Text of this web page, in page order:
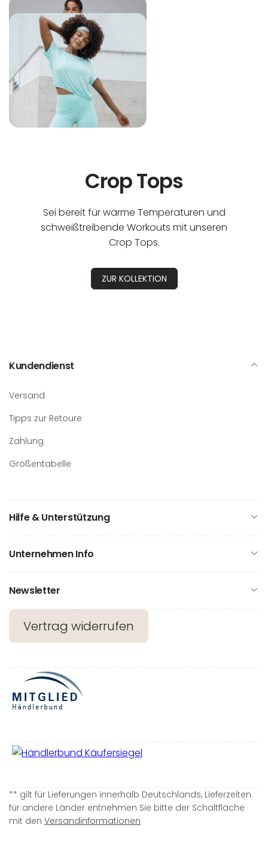
Crop Tops
Sei bereit für warme Temperaturen und
schweißtreibende Workouts mit unseren
Crop Tops.
ZUR KOLLEKTION
Kundendienst
Versand
Tipps zur Retoure
Zahlung
Größentabelle
Hilfe & Unterstützung
Unternehmen Info
Newsletter
Vertrag widerrufen
** gilt für Lieferungen innerhalb Deutschlands, Lieferzeiten
für andere Länder entnehmen Sie bitte der Schaltfläche
mit den Versandinformationen